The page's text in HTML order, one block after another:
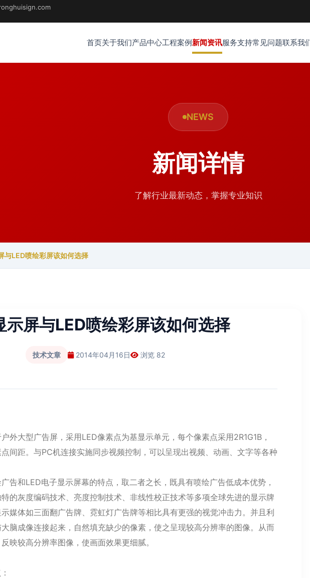
首页关于我们产品中心工程案例新闻资讯服务支持常见问题联系我
NEWS
新闻详情
了解行业最新动态，掌握专业知识
与LED喷绘彩屏该如何选择
示屏与LED喷绘彩屏该如何选择
技术文章 2014年04月16日 浏览 82
大型广告屏，采用LED像素点为基显示单元，每个像素点采用2R1G1B，
间距。与PC机连接实施同步视频控制，可以呈现出视频、动画、文字等各种
和LED电子显示屏幕的特点，取二者之长，既具有喷绘广告低成本优势，
的灰度编码技术、亮度控制技术、非线性校正技术等多项全球先进的显示牌
媒体如三面翻广告牌、霓虹灯广告牌等相比具有更强的视觉冲击力。并且利
脑成像连接起来，自然填充缺少的像素，使之呈现较高分辨率的图像。从而
映较高分辨率图像，使画面效果更细腻。